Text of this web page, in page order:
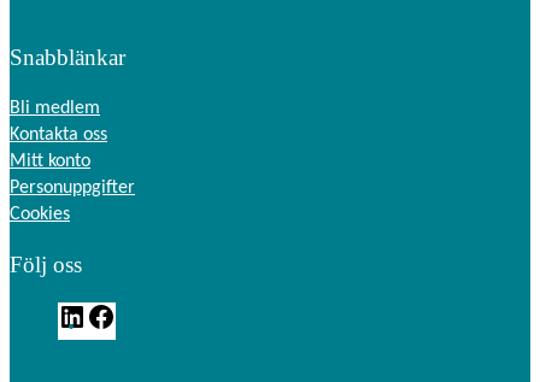
Snabblänkar
Bli medlem
Kontakta oss
Mitt konto
Personuppgifter
Cookies
Följ oss
L
i
a